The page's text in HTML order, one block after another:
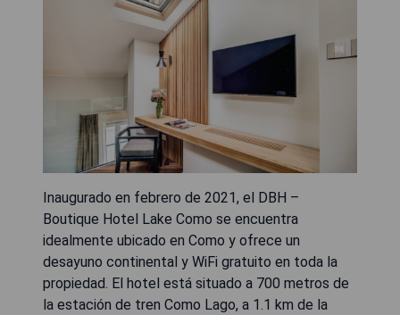
Inaugurado en febrero de 2021, el DBH –
Boutique Hotel Lake Como se encuentra
idealmente ubicado en Como y ofrece un
desayuno continental y WiFi gratuito en toda la
propiedad. El hotel está situado a 700 metros de
la estación de tren Como Lago, a 1.1 km de la